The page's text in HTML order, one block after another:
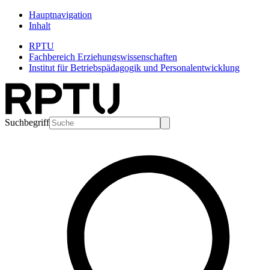
Hauptnavigation
Inhalt
RPTU
Fachbereich Erziehungswissenschaften
Institut für Betriebspädagogik und Personalentwicklung
Suchbegriff